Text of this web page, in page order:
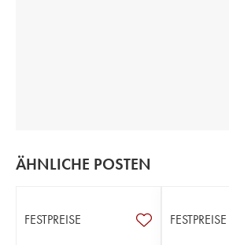
ÄHNLICHE POSTEN
FESTPREISE FESTPREISE